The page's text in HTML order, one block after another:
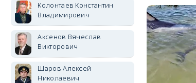
Колонтаев Константин
Владимирович
Аксенов Вячеслав
Викторович
Шаров Алексей
Николаевич